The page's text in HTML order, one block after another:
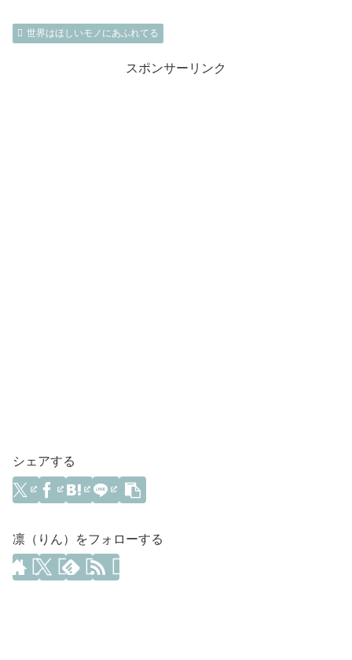
世界はほしいモノにあふれてる
スポンサーリンク
シェアする
凛（りん）をフォローする